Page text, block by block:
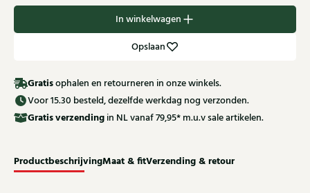
In winkelwagen
Opslaan
Gratisophalen en retourneren in onze winkels.
Voor 15.30 besteld, dezelfde werkdag nog verzonden.
Gratisverzending in NL vanaf 79,95* m.u.v sale artikelen.
ProductbeschrijvingMaat & fitVerzending & retour